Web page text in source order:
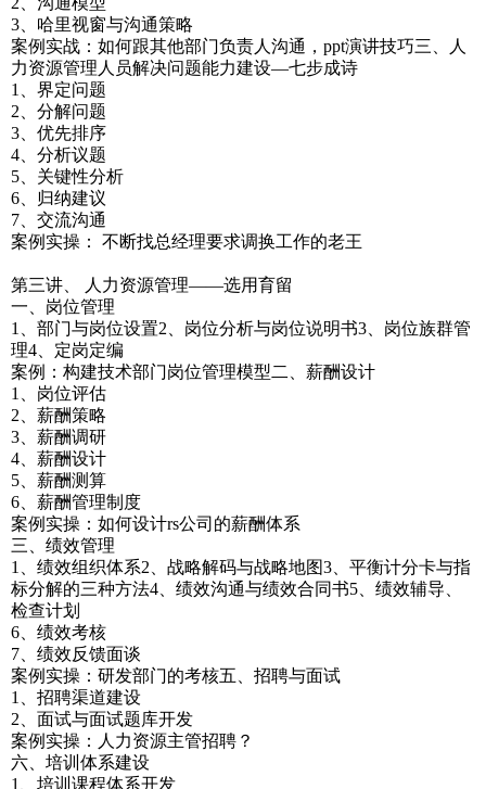
3、哈里视窗与沟通策略
案例实战：如何跟其他部门负责人沟通，ppt演讲技巧三、人
力资源管理人员解决问题能力建设—七步成诗
1、界定问题
2、分解问题
3、优先排序
4、分析议题
5、关键性分析
6、归纳建议
7、交流沟通
案例实操： 不断找总经理要求调换工作的老王
第三讲、 人力资源管理——选用育留
一、岗位管理
1、部门与岗位设置2、岗位分析与岗位说明书3、岗位族群管
理4、定岗定编
案例：构建技术部门岗位管理模型二、薪酬设计
1、岗位评估
2、薪酬策略
3、薪酬调研
4、薪酬设计
5、薪酬测算
6、薪酬管理制度
案例实操：如何设计rs公司的薪酬体系
三、绩效管理
1、绩效组织体系2、战略解码与战略地图3、平衡计分卡与指
标分解的三种方法4、绩效沟通与绩效合同书5、绩效辅导、
检查计划
6、绩效考核
7、绩效反馈面谈
案例实操：研发部门的考核五、招聘与面试
1、招聘渠道建设
2、面试与面试题库开发
案例实操：人力资源主管招聘？
六、培训体系建设
1、培训课程体系开发